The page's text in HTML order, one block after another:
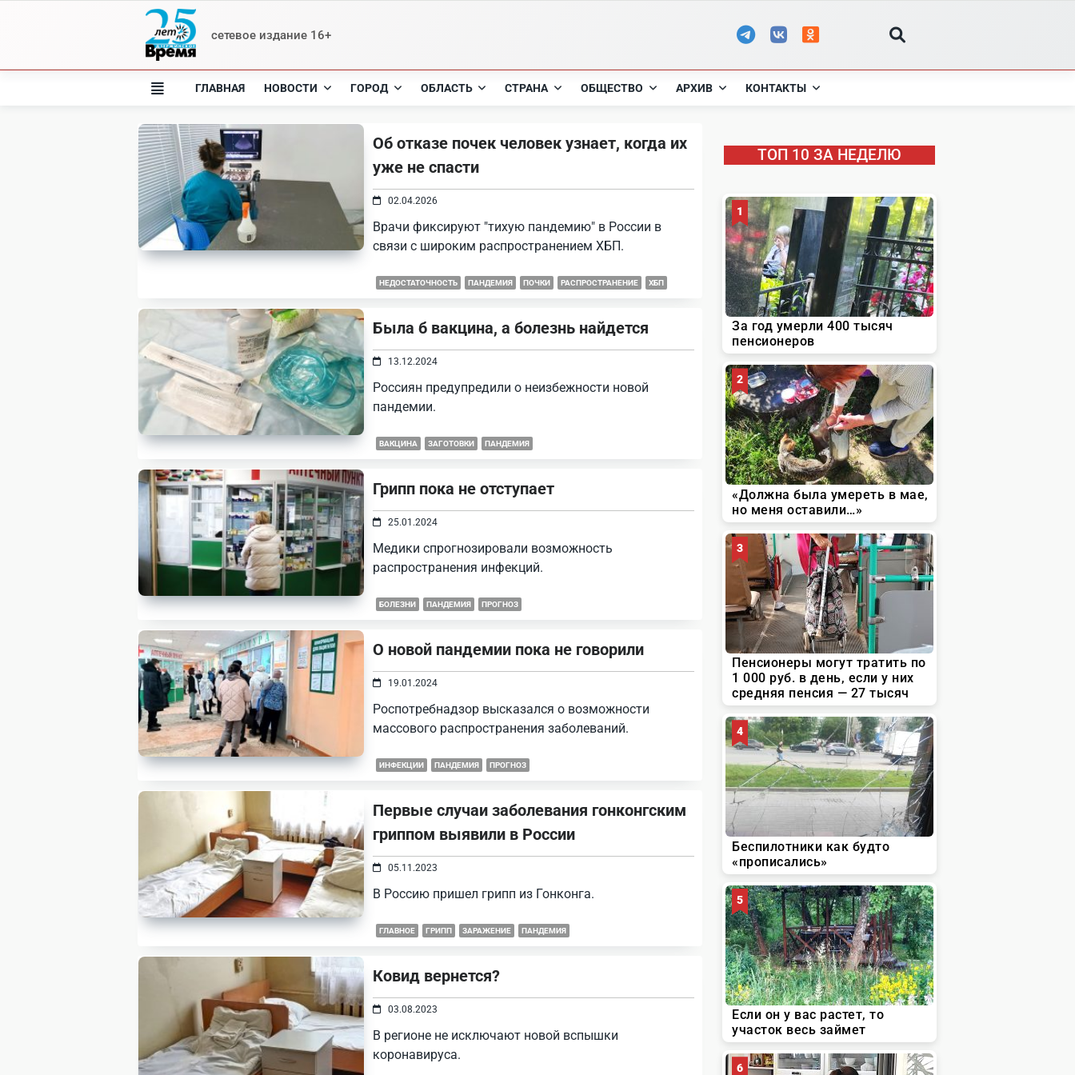
сетевое издание 16+
ГЛАВНАЯ НОВОСТИ ГОРОД ОБЛАСТЬ СТРАНА ОБЩЕСТВО АРХИВ КОНТАКТЫ
Об отказе почек человек узнает, когда их
уже не спасти
02.04.2026
Врачи фиксируют "тихую пандемию" в России в
связи с широким распространением ХБП.
НЕДОСТАТОЧНОСТЬ ПАНДЕМИЯ ПОЧКИ РАСПРОСТРАНЕНИЕ ХБП
Была б вакцина, а болезнь найдется
13.12.2024
Россиян предупредили о неизбежности новой
пандемии.
ВАКЦИНА ЗАГОТОВКИ ПАНДЕМИЯ
Грипп пока не отступает
25.01.2024
Медики спрогнозировали возможность
распространения инфекций.
БОЛЕЗНИ ПАНДЕМИЯ ПРОГНОЗ
О новой пандемии пока не говорили
19.01.2024
Роспотребнадзор высказался о возможности
массового распространения заболеваний.
ИНФЕКЦИИ ПАНДЕМИЯ ПРОГНОЗ
Первые случаи заболевания гонконгским
гриппом выявили в России
05.11.2023
В Россию пришел грипп из Гонконга.
ГЛАВНОЕ ГРИПП ЗАРАЖЕНИЕ ПАНДЕМИЯ
Ковид вернется?
03.08.2023
В регионе не исключают новой вспышки
коронавируса.
ТОП 10 ЗА НЕДЕЛЮ